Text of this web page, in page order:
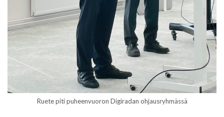
Ruete piti puheenvuoron Digiradan ohjausryhmässä